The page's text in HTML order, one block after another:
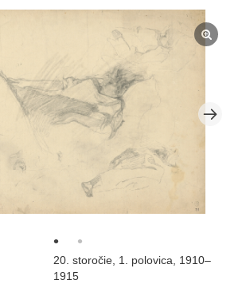
20. storočie, 1. polovica, 1910–
1915